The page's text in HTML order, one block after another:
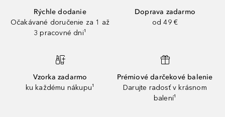
Rýchle dodanie
Očakávané doručenie za 1 až
3 pracovné dni¹
Doprava zadarmo
od 49 €
Vzorka zadarmo
ku každému nákupu¹
Prémiové darčekové balenie
Darujte radosť v krásnom
balení¹